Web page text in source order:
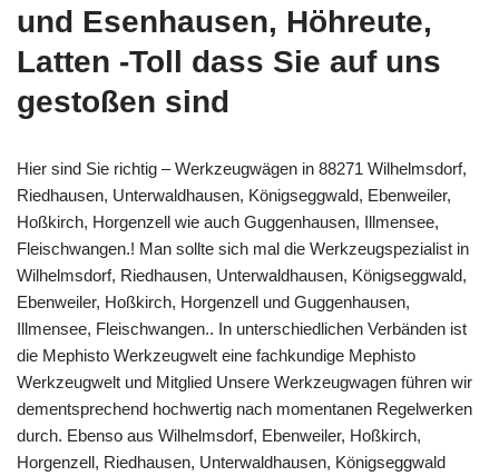
und Esenhausen, Höhreute,
Latten -Toll dass Sie auf uns
gestoßen sind
Hier sind Sie richtig – Werkzeugwägen in 88271 Wilhelmsdorf,
Riedhausen, Unterwaldhausen, Königseggwald, Ebenweiler,
Hoßkirch, Horgenzell wie auch Guggenhausen, Illmensee,
Fleischwangen.! Man sollte sich mal die Werkzeugspezialist in
Wilhelmsdorf, Riedhausen, Unterwaldhausen, Königseggwald,
Ebenweiler, Hoßkirch, Horgenzell und Guggenhausen,
Illmensee, Fleischwangen.. In unterschiedlichen Verbänden ist
die Mephisto Werkzeugwelt eine fachkundige Mephisto
Werkzeugwelt und Mitglied Unsere Werkzeugwagen führen wir
dementsprechend hochwertig nach momentanen Regelwerken
durch. Ebenso aus Wilhelmsdorf, Ebenweiler, Hoßkirch,
Horgenzell, Riedhausen, Unterwaldhausen, Königseggwald